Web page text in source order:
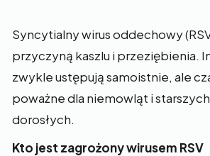
Syncytialny wirus oddechowy
przyczyną kaszlu i przeziębienia.
zwykle ustępują samoistnie, ale
poważne dla niemowląt i
dorosłych.
Kto jest zagrożony wirusem RSV